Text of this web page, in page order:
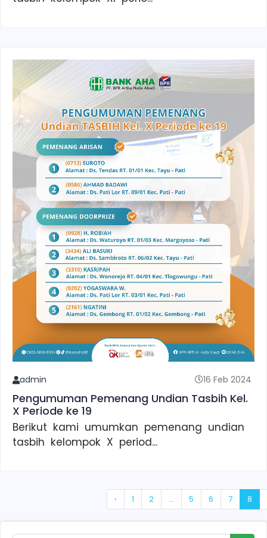
admin 16 Feb 2024
Pengumuman Pemenang Undian Tasbih Kel.
X Periode ke 19
Berikut kami umumkan pemenang undian
tasbih kelompok X period...
‹ 1 2 ... 5 6 7 8